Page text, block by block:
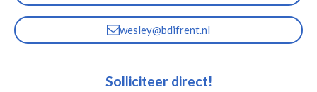
wesley@bdifrent.nl
Solliciteer direct!